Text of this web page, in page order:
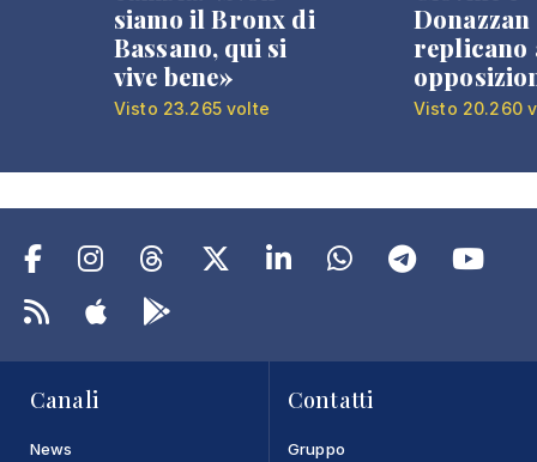
siamo il Bronx di
Bassano, qui si
vive bene»
Visto 23.265 volte
Donazzan
replicano
Visto 20.260
Canali
News
Contatti
Gruppo